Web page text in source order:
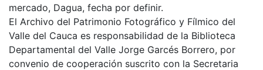
mercado, Dagua, fecha por definir.
El Archivo del Patrimonio Fotográfico y Fílmico del
Valle del Cauca es responsabilidad de la Biblioteca
Departamental del Valle Jorge Garcés Borrero, por
convenio de cooperación suscrito con la Secretaria